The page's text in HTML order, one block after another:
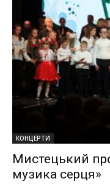
КОНЦЕРТИ
Мистецький
музика серця»